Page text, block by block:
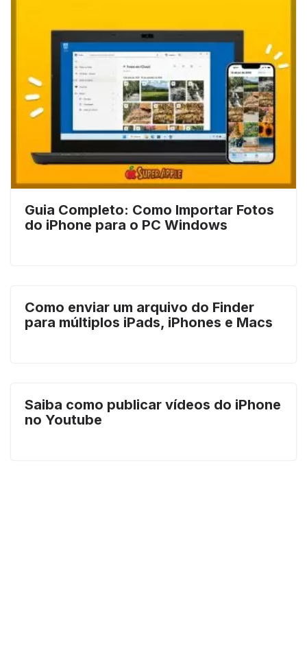
Guia Completo: Como Importar Fotos
do iPhone para o PC Windows
Como enviar um arquivo do Finder
para múltiplos iPads, iPhones e Macs
Saiba como publicar vídeos do iPhone
no Youtube